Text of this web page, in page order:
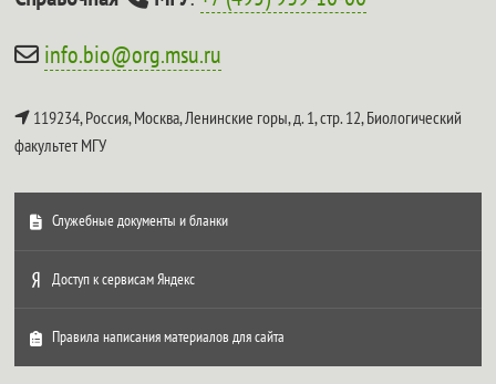
info.bio@org.msu.ru
119234, Россия, Москва, Ленинские горы, д. 1, стр. 12,Биологический
факультет МГУ
Служебные документы и бланки
Доступ к сервисам Яндекс
Правила написания материалов для сайта